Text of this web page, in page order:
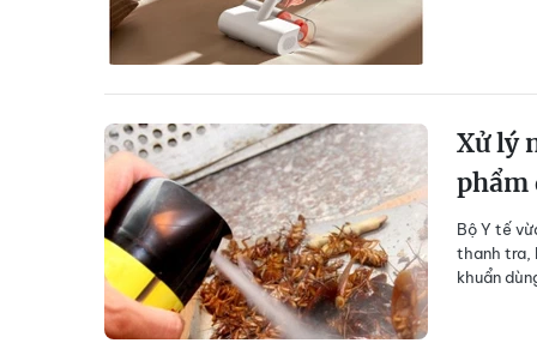
Xử lý
phẩm
Bộ Y tế
thanh tra,
khuẩn